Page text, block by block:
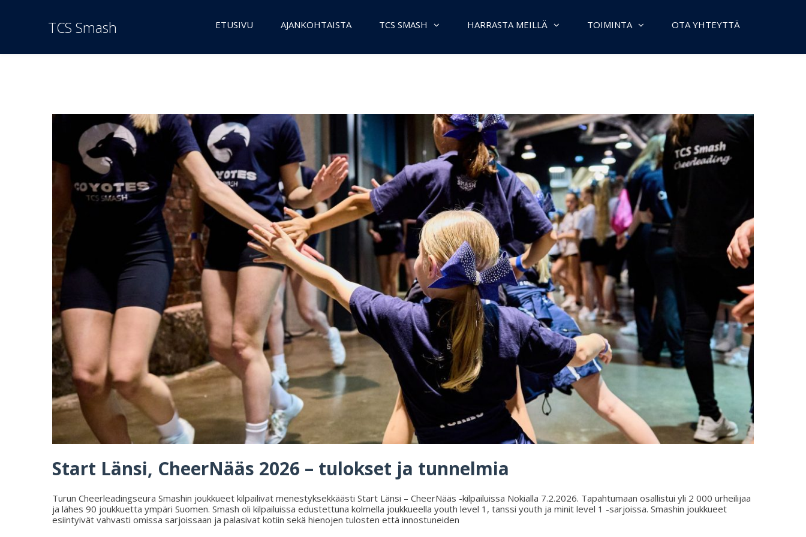
TCS Smash ETUSIVU AJANKOHTAISTA TCS SMASH HARRASTA MEILLÄ TOIMINTA OTA YHTEYTTÄ
Start Länsi, CheerNääs 2026 – tulokset ja tunnelmia
Turun Cheerleadingseura Smashin joukkueet kilpailivat menestyksekkäästi Start Länsi – CheerNääs -kilpailuissa Nokialla 7.2.2026. Tapahtumaan osallistui yli 2 000 urheilijaa
ja lähes 90 joukkuetta ympäri Suomen. Smash oli kilpailuissa edustettuna kolmella joukkueella youth level 1, tanssi youth ja minit level 1 -sarjoissa. Smashin joukkueet
esiintyivät vahvasti omissa sarjoissaan ja palasivat kotiin sekä hienojen tulosten että innostuneiden